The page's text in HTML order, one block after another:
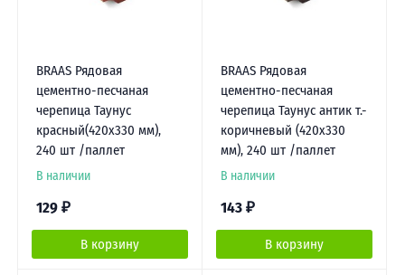
BRAAS Рядовая
цементно-песчаная
черепица Таунус
красный(420х330 мм),
240 шт /паллет
В наличии
129 ₽
В корзину
BRAAS Рядовая
цементно-песчаная
черепица Таунус антик т.-
коричневый (420х330
мм), 240 шт /паллет
В наличии
143 ₽
В корзину